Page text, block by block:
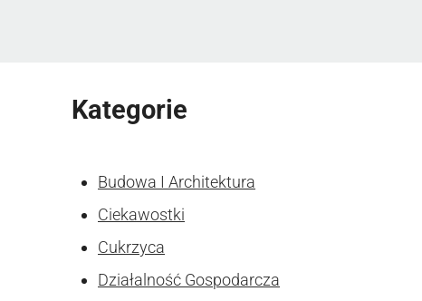
Kategorie
Budowa I Architektura
Ciekawostki
Cukrzyca
Działalność Gospodarcza